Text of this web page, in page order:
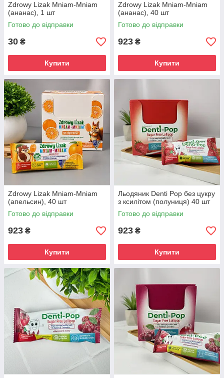
Zdrowy Lizak Mniam-Mniam
(ананас), 1 шт
Готово до відправки
30 ₴
Купити
Zdrowy Lizak Mniam-Mniam
(ананас), 40 шт
Готово до відправки
923 ₴
Купити
Zdrowy Lizak Mniam-Mniam
(апельсин), 40 шт
Готово до відправки
923 ₴
Купити
Льодяник Denti Pop без цукру
з ксилітом (полуниця) 40 шт
Готово до відправки
923 ₴
Купити